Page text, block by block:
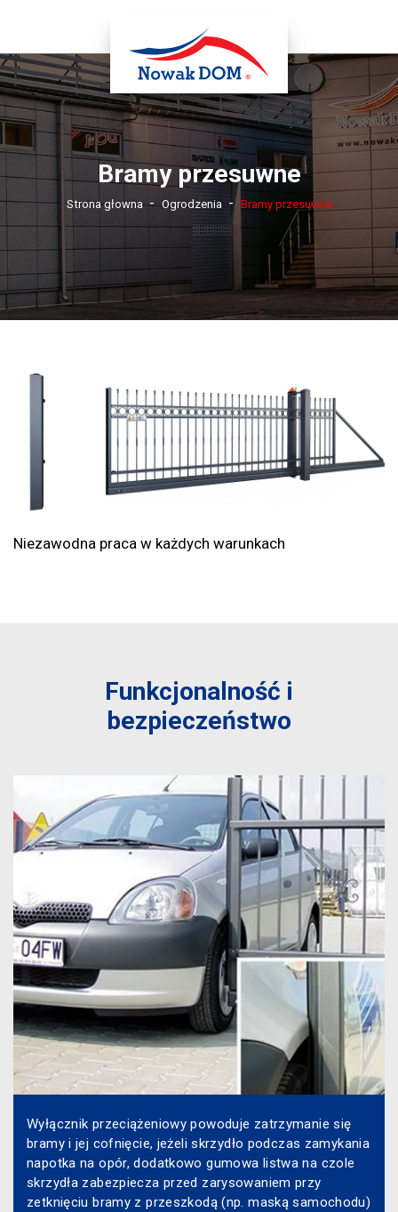
Bramy przesuwne
Strona głowna - Ogrodzenia - Bramy przesuwne
Niezawodna praca w każdych warunkach
Funkcjonalność i
bezpieczeństwo
Wyłącznik przeciążeniowy powoduje zatrzymanie się
bramy i jej cofnięcie, jeżeli skrzydło podczas zamykania
napotka na opór, dodatkowo gumowa listwa na czole
skrzydła zabezpiecza przed zarysowaniem przy
zetknięciu bramy z przeszkodą (np. maską samochodu)